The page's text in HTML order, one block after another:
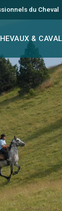
du Cheval
&